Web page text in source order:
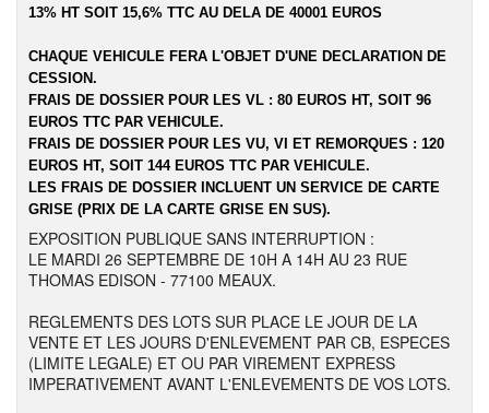
13% HT SOIT 15,6% TTC AU DELA DE 40001 EUROS
CHAQUE VEHICULE FERA L'OBJET D'UNE DECLARATION DE
CESSION.
FRAIS DE DOSSIER POUR LES VL : 80 EUROS HT, SOIT 96
EUROS TTC PAR VEHICULE.
FRAIS DE DOSSIER POUR LES VU, VI ET REMORQUES : 120
EUROS HT, SOIT 144 EUROS TTC PAR VEHICULE.
LES FRAIS DE DOSSIER INCLUENT UN SERVICE DE CARTE
GRISE (PRIX DE LA CARTE GRISE EN SUS).
EXPOSITION PUBLIQUE SANS INTERRUPTION :
LE MARDI 26 SEPTEMBRE DE 10H A 14H AU 23 RUE
THOMAS EDISON - 77100 MEAUX.
REGLEMENTS DES LOTS SUR PLACE LE JOUR DE LA
VENTE ET LES JOURS D'ENLEVEMENT PAR CB, ESPECES
(LIMITE LEGALE) ET OU PAR VIREMENT EXPRESS
IMPERATIVEMENT AVANT L'ENLEVEMENTS DE VOS LOTS.